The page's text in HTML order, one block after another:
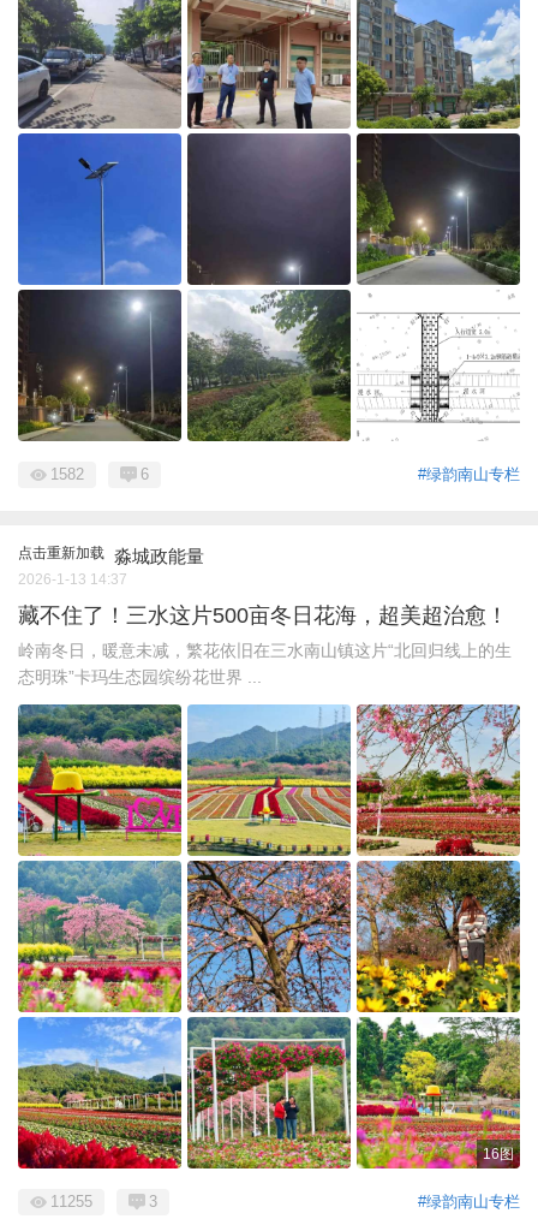
#绿韵南山专栏
1582 6
点击重新加载 淼城政能量
2026-1-13 14:37
藏不住了！三水这片500亩冬日花海，超美超治愈！
岭南冬日，暖意未减，繁花依旧在三水南山镇这片“北回归线上的生
态明珠”卡玛生态园缤纷花世界 ...
16图
#绿韵南山专栏
11255 3